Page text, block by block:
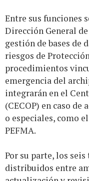
Entre sus funciones
Dirección General
gestión de bases de
riesgos de
procedimientos
emergencia del
integrarán en el
(CECOP) en caso
o especiales, como
PEFMA.
Por su parte, los
distribuidos entre